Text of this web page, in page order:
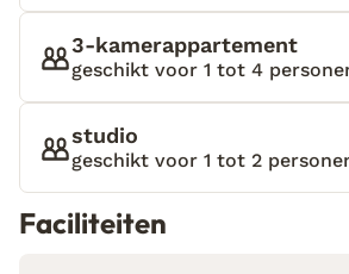
deze plek nieuw leven in en
toevluchtsoord van waar eenvoud
centraal staan. ’s Avonds kijk ik
sterrenhemel die hier nog echt
lucht langzaam roze kleurt. Ellafos
is geen traditioneel hotel, maar
adults-only retreat midden in de
natuur, op ongeveer 20 minuten
complex bestaat uit acht
3-kamerappartement
geschikt voor 1 tot 4
studio
geschikt voor 1 tot 2
Faciliteiten